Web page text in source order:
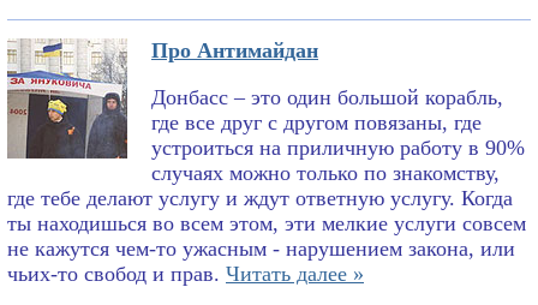
Про Антимайдан
Донбасс – это один большой корабль,
где все друг с другом повязаны, где
устроиться на приличную работу в 90%
случаях можно только по знакомству,
где тебе делают услугу и ждут ответную услугу. Когда
ты находишься во всем этом, эти мелкие услуги совсем
не кажутся чем-то ужасным - нарушением закона, или
чьих-то свобод и прав. Читать далее »